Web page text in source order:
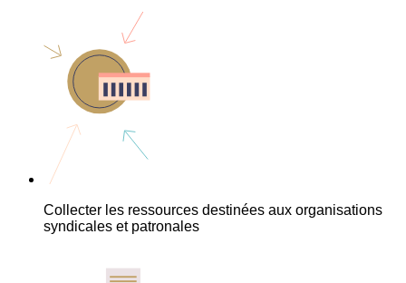
Collecter les ressources destinées aux organisations
syndicales et patronales